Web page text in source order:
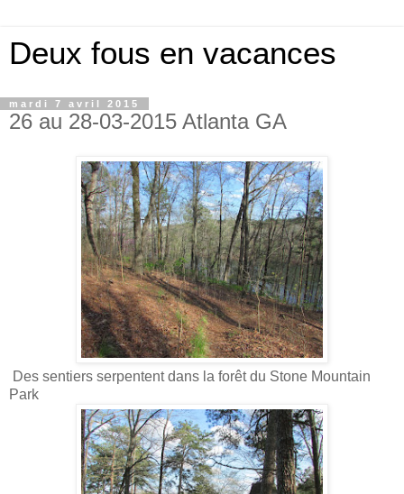
Deux fous en vacances
mardi 7 avril 2015
26 au 28-03-2015 Atlanta GA
Des sentiers serpentent dans la forêt du Stone Mountain
Park